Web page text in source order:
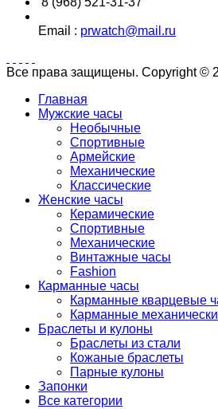
Email : prwatch@mail.ru
Все права защищены. Copyright ©
Главная
Мужские часы
Необычные
Спортивные
Армейские
Механические
Классические
Женские часы
Керамические
Спортивные
Механические
Винтажные часы
Fashion
Карманные часы
Карманные кварцевые
Карманные
Браслеты и кулоны
Браслеты из стали
Кожаные браслеты
Парные кулоны
Запонки
Все категории